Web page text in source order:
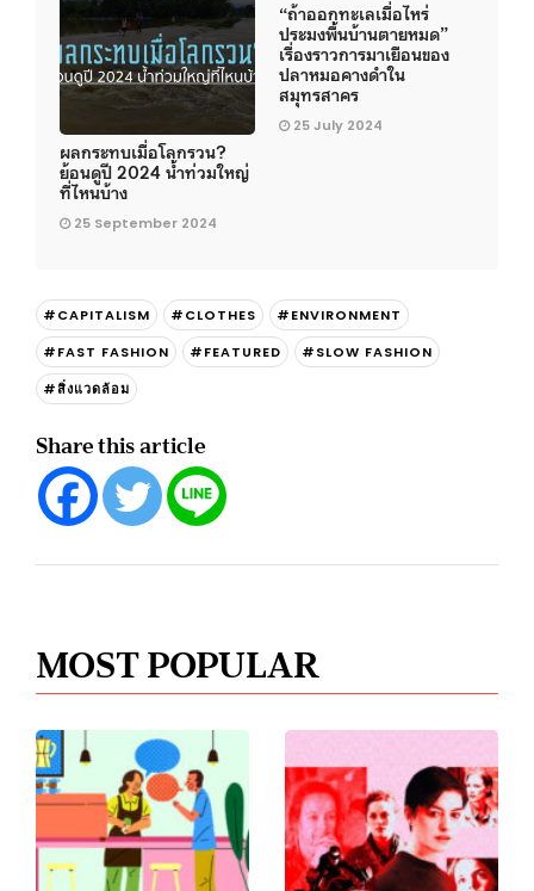
ผลกระทบเมื่อโลกรวน?
ย้อนดูปี 2024 น้ำท่วมใหญ่
ที่ไหนบ้าง
25 September 2024
“ถ้าออกทะเลเมื่อไหร่
ประมงพื้นบ้านตายหมด”
เรื่องราวการมาเยือนของ
ปลาหมอคางดำใน
สมุทรสาคร
25 July 2024
#CAPITALISM #CLOTHES
#ENVIRONMENT
#FAST FASHION
#FEATURED
#SLOW FASHION
#สิ่งแวดล้อม
Share this article
MOST POPULAR